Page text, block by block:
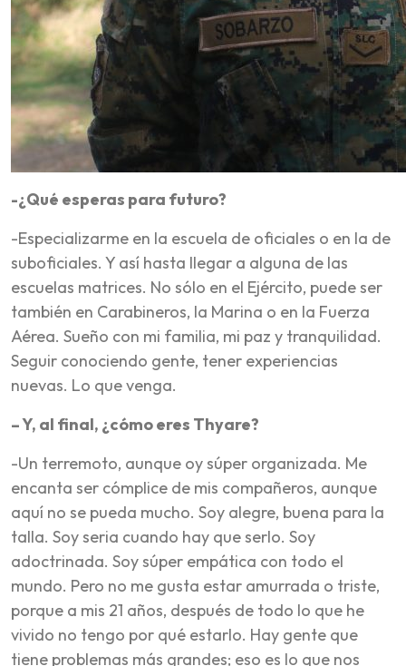
-¿Qué esperas para futuro?
-Especializarme en la escuela de oficiales o en la de
suboficiales. Y así hasta llegar a alguna de las
escuelas matrices. No sólo en el Ejército, puede ser
también en Carabineros, la Marina o en la Fuerza
Aérea. Sueño con mi familia, mi paz y tranquilidad.
Seguir conociendo gente, tener experiencias
nuevas. Lo que venga.
– Y, al final, ¿cómo eres Thyare?
-Un terremoto, aunque oy súper organizada. Me
encanta ser cómplice de mis compañeros, aunque
aquí no se pueda mucho. Soy alegre, buena para la
talla. Soy seria cuando hay que serlo. Soy
adoctrinada. Soy súper empática con todo el
mundo. Pero no me gusta estar amurrada o triste,
porque a mis 21 años, después de todo lo que he
vivido no tengo por qué estarlo. Hay gente que
tiene problemas más grandes; eso es lo que nos